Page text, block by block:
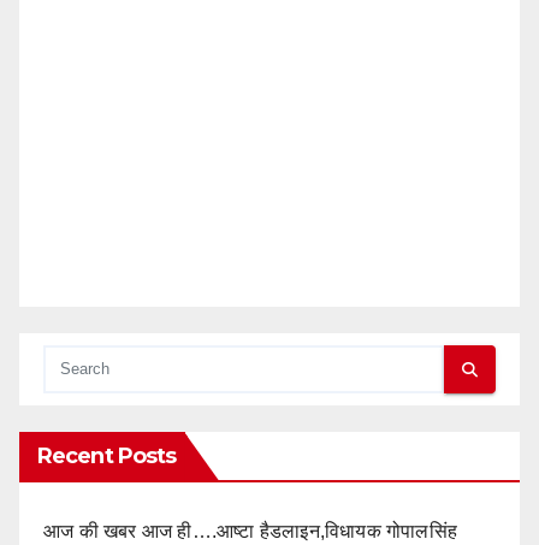
Recent Posts
आज की खबर आज ही….आष्टा हैडलाइन,विधायक गोपालसिंह